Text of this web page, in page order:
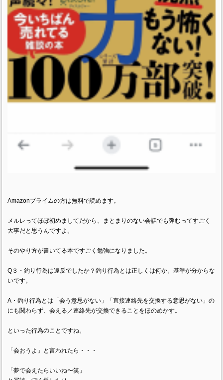
Amazonプライムの方は無料で読めます。
メルレってほぼ初めましてだから、まとまりのない会話でも弾むってすごく
大事だと思うんですよ。
そのやり方が書いてる本ですごく勉強になりました。
Q３・釣り行為は違反でしたか？釣り行為とは正しくは何か。基準が分からな
いです。
A・釣り行為とは「会う意思がない」「直接連絡先を交換する意思がない」の
にも関わらず、会える／連絡先が交換できることをほのめかす。
といった行為のことですね。
「会おうよ」と言われたら・・・
「夢で会えたらいいね〜笑」